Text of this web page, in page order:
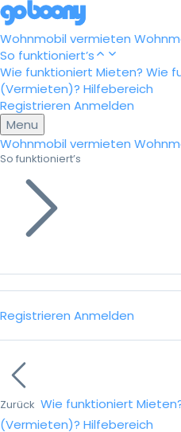
Wohnmobil vermieten
So funktioniert’s
Wie funktioniert Mieten? Wie
(Vermieten)? Hilfebereich
Registrieren Anmelden
Menu
Wohnmobil vermieten
So funktioniert’s
Registrieren Anmelden
Zurück Wie funktioniert
(Vermieten)? Hilfebereich